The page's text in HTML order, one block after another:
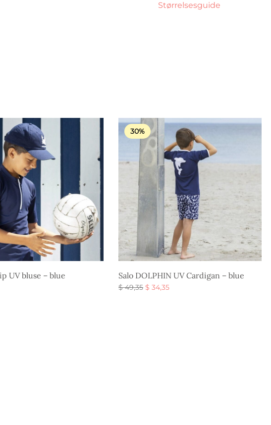
Størrelsesguide
UV bluse – blue
30%
Salo DOLPHIN UV Cardigan – blue
$49,35 Den
$ 34,35Den